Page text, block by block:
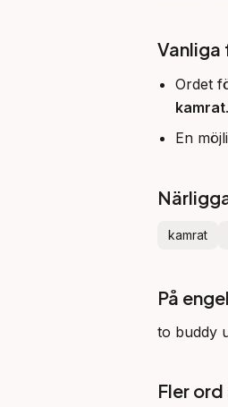
Vanliga
Ordet
kamrat.
En
kamrat
På
to buddy
Fler